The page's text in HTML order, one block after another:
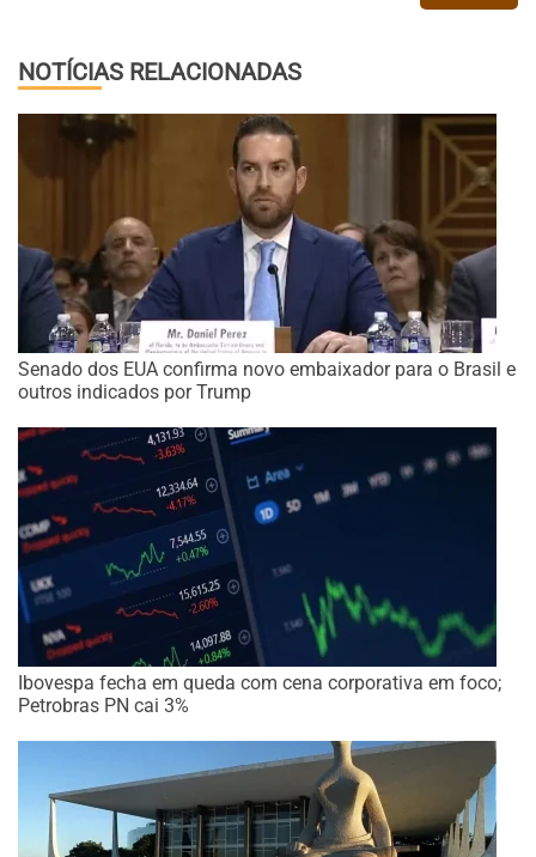
NOTÍCIAS RELACIONADAS
Senado dos EUA confirma novo embaixador para o Brasil e
outros indicados por Trump
Ibovespa fecha em queda com cena corporativa em foco;
Petrobras PN cai 3%